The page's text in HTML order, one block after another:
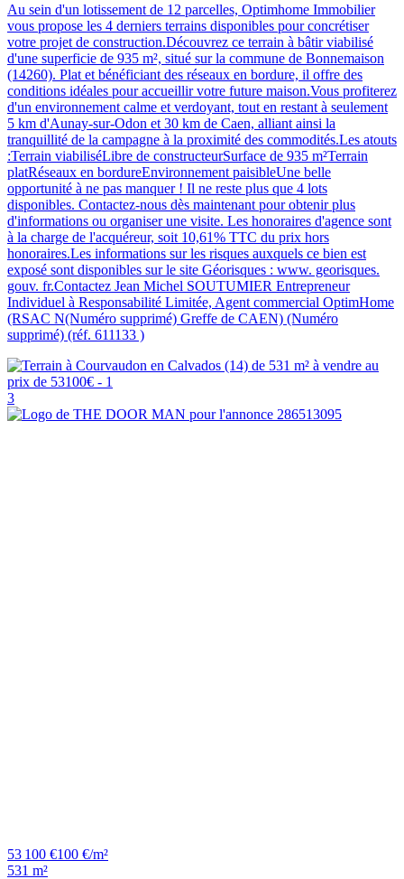
Au sein d'un lotissement de 12 parcelles, Optimhome Immobilier
vous propose les 4 derniers terrains disponibles pour concrétiser
votre projet de construction.Découvrez ce terrain à bâtir viabilisé
d'une superficie de 935 m², situé sur la commune de Bonnemaison
(14260). Plat et bénéficiant des réseaux en bordure, il offre des
conditions idéales pour accueillir votre future maison.Vous profiterez
d'un environnement calme et verdoyant, tout en restant à seulement
5 km d'Aunay-sur-Odon et 30 km de Caen, alliant ainsi la
tranquillité de la campagne à la proximité des commodités.Les atouts
:Terrain viabiliséLibre de constructeurSurface de 935 m²Terrain
platRéseaux en bordureEnvironnement paisibleUne belle
opportunité à ne pas manquer ! Il ne reste plus que 4 lots
disponibles. Contactez-nous dès maintenant pour obtenir plus
d'informations ou organiser une visite. Les honoraires d'agence sont
à la charge de l'acquéreur, soit 10,61% TTC du prix hors
honoraires.Les informations sur les risques auxquels ce bien est
exposé sont disponibles sur le site Géorisques : www. georisques.
gouv. fr.Contactez Jean Michel SOUTUMIER Entrepreneur
Individuel à Responsabilité Limitée, Agent commercial OptimHome
(RSAC N(Numéro supprimé) Greffe de CAEN) (Numéro
supprimé) (réf. 611133 )
3
53 100 €100 €/m²
531 m²